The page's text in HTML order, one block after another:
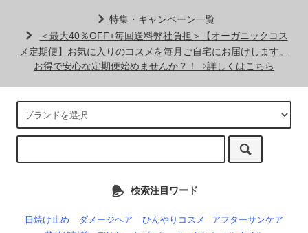
特集・キャンペーン一覧
＜最大40％OFF+毎回送料弊社負担＞【オーガニックコス
メ定期便】お気に入りのコスメを毎月ご自宅にお届けします。
お得で安心な定期便始めませんか？！⇒詳しくはこちら
検索注目ワード
日焼け止め ダメージヘア ひんやりコスメ
アフターサンケア